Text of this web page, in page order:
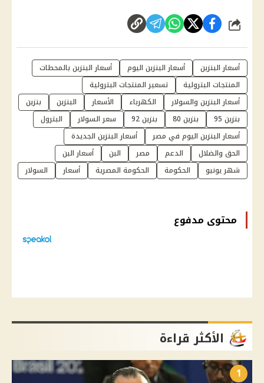
شارك
أسعار البنزين أسعار البنزين اليوم
أسعار البنزين بالمحطات
المنتجات البترولية
تسعير المنتجات البترولية
أسعار البنزين والسولار
الكهرباء الأسعار البنزين
بنزين
بنزين 95
بنزين 80 بنزين 92 سعر السولار
البترول
أسعار البنزين اليوم في مصر
أسعار البنزين الجديدة
الحق والضلال
الدعم مصر البن
أسعار البن
شهر يونيو
الحكومة الحكومة المصرية أسعار السولار
محتوى مدفوع
الأكثر قراءة
1